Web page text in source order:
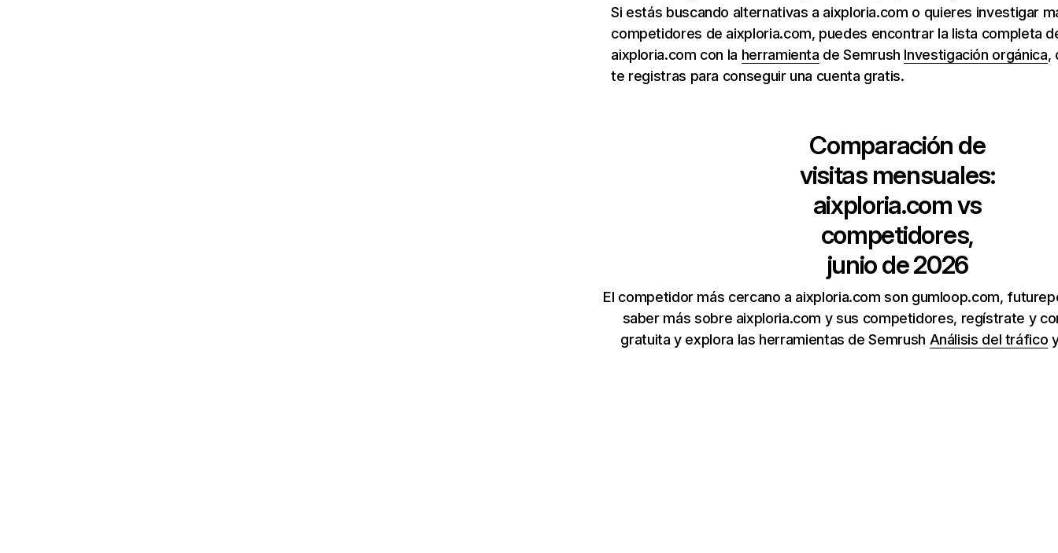
Si estás buscando alternativas a aixploria.com o quieres investigar
competidores de aixploria.com, puedes encontrar la lista completa
aixploria.com con la herramienta de Semrush Investigación orgánica,
te registras para conseguir una cuenta gratis.
Comparación de
visitas mensuales:
aixploria.comvs
competidores,
junio de 2026
El competidor más cercano a aixploria.com son gumloop.com,
saber más sobre aixploria.com y sus competidores, regístrate y
gratuita y explora las herramientas de Semrush Análisis del tráfico